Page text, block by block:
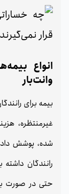
انواع
وانت‌بار
بیمه برای
غیرمنتظره،
شده، پوشش
رانندگان
حتی در صورت